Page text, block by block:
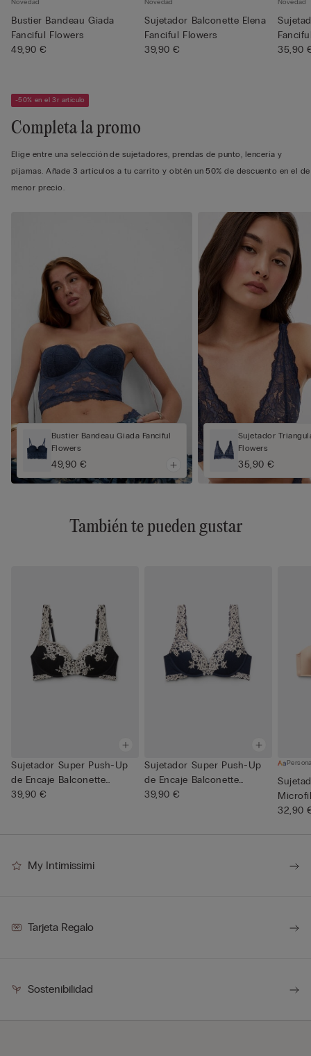
Novedad
Bustier Bandeau Giada
Fanciful Flowers
49,90 €
Novedad
Sujetador Balconette Elena
Fanciful Flowers
39,90 €
Novedad
35,90
-50% en el 3r artículo
Completa la promo
Elige entre una selección de sujetadores, prendas de punto, lencería y
pijamas. Añade 3 artículos a tu carrito y obtén un 50% de descuento en el de
menor precio.
Bustier Bandeau Giada Fanciful
Flowers
49,90 €
Sujetador
Flowers
35,90 €
También te pueden gustar
Sujetador Super Push-Up
de Encaje Balconette
Gioia...
39,90 €
Sujetador Super Push-Up
de Encaje Balconette
Gioia...
39,90 €
32,90
My Intimissimi
Tarjeta Regalo
Sostenibilidad